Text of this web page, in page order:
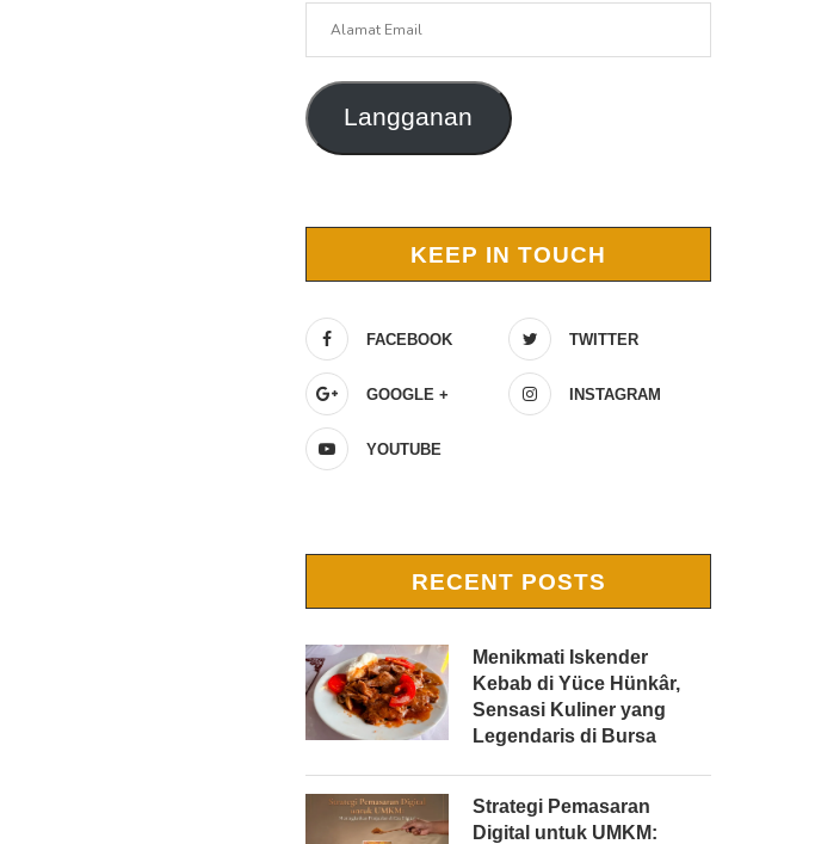
Langganan
KEEP IN TOUCH
FACEBOOK TWITTER
GOOGLE + INSTAGRAM
YOUTUBE
RECENT POSTS
Menikmati Iskender
Kebab di Yüce Hünkâr,
Sensasi Kuliner yang
Legendaris di Bursa
Strategi Pemasaran
Digital untuk UMKM: